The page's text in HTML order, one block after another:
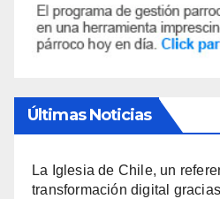
Últimas Noticias
La Iglesia de Chile, un
transformación digital